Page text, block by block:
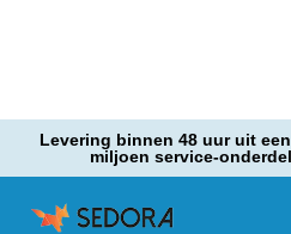
Levering binnen 48 uur uit
miljoen service-